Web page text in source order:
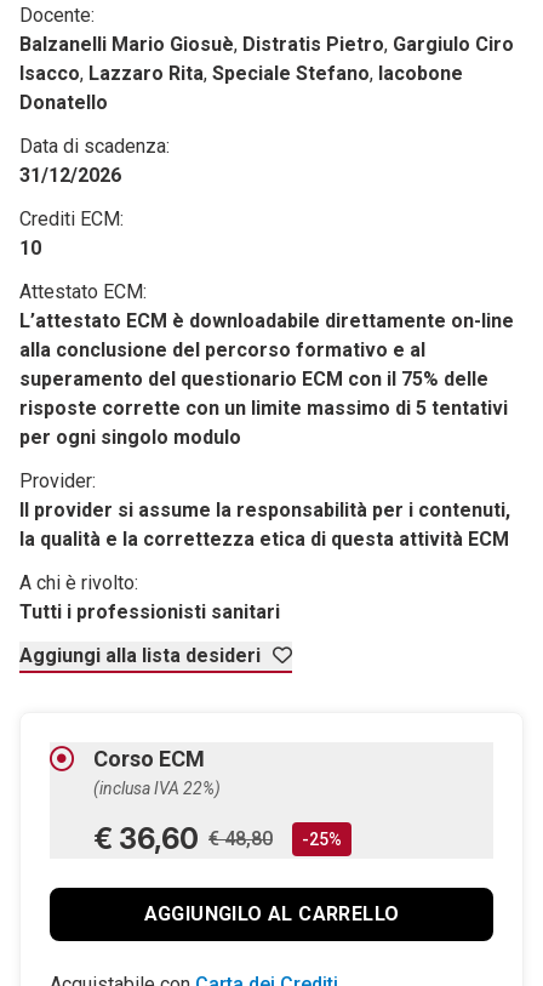
Docente:
Balzanelli Mario Giosuè, Distratis Pietro, Gargiulo Ciro
Isacco, Lazzaro Rita, Speciale Stefano, Iacobone
Donatello
Data di scadenza:
31/12/2026
Crediti ECM:
10
Attestato ECM:
L’attestato ECM è downloadabile direttamente on-line
alla conclusione del percorso formativo e al
superamento del questionario ECM con il 75% delle
risposte corrette con un limite massimo di 5 tentativi
per ogni singolo modulo
Provider:
Il provider si assume la responsabilità per i contenuti,
la qualità e la correttezza etica di questa attività ECM
A chi è rivolto:
Tutti i professionisti sanitari
Aggiungi alla lista desideri
Corso ECM
(inclusa IVA 22%)
€ 36,60 € 48,80 -25%
AGGIUNGILO AL CARRELLO